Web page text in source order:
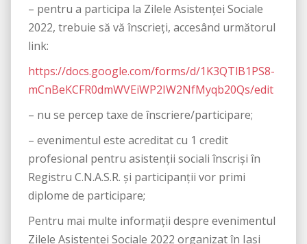
– pentru a participa la Zilele Asistenței Sociale
2022, trebuie să vă înscrieți, accesând următorul
link:
https://docs.google.com/forms/d/1K3QTlB1PS8-
mCnBeKCFR0dmWVEiWP2IW2NfMyqb20Qs/edit
– nu se percep taxe de înscriere/participare;
– evenimentul este acreditat cu 1 credit
profesional pentru asistenţii sociali înscrişi în
Registru C.N.A.S.R. și participanții vor primi
diplome de participare;
Pentru mai multe informații despre evenimentul
Zilele Asistenței Sociale 2022 organizat în Iaşi